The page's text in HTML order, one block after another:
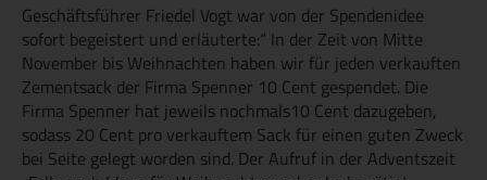
Geschäftsführer Friedel Vogt war von der Spendenidee
sofort begeistert und erläuterte:“ In der Zeit von Mitte
November bis Weihnachten haben wir für jeden verkauften
Zementsack der Firma Spenner 10 Cent gespendet. Die
Firma Spenner hat jeweils nochmals10 Cent dazugeben,
sodass 20 Cent pro verkauftem Sack für einen guten Zweck
bei Seite gelegt worden sind. Der Aufruf in der Adventszeit